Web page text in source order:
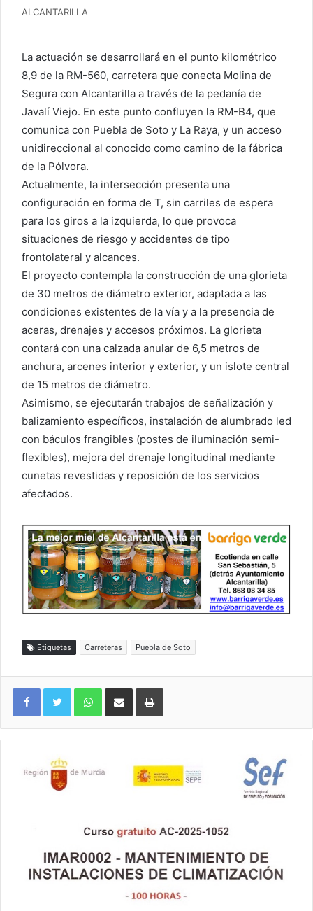
ALCANTARILLA
La actuación se desarrollará en el punto kilométrico
8,9 de la RM-560, carretera que conecta Molina de
Segura con Alcantarilla a través de la pedanía de
Javalí Viejo. En este punto confluyen la RM-B4, que
comunica con Puebla de Soto y La Raya, y un acceso
unidireccional al conocido como camino de la fábrica
de la Pólvora.
Actualmente, la intersección presenta una
configuración en forma de T, sin carriles de espera
para los giros a la izquierda, lo que provoca
situaciones de riesgo y accidentes de tipo
frontolateral y alcances.
El proyecto contempla la construcción de una glorieta
de 30 metros de diámetro exterior, adaptada a las
condiciones existentes de la vía y a la presencia de
aceras, drenajes y accesos próximos. La glorieta
contará con una calzada anular de 6,5 metros de
anchura, arcenes interior y exterior, y un islote central
de 15 metros de diámetro.
Asimismo, se ejecutarán trabajos de señalización y
balizamiento específicos, instalación de alumbrado led
con báculos frangibles (postes de iluminación semi-
flexibles), mejora del drenaje longitudinal mediante
cunetas revestidas y reposición de los servicios
afectados.
Etiquetas Carreteras Puebla de Soto
WhatsAppCompartir por correo electrónicoImprimir